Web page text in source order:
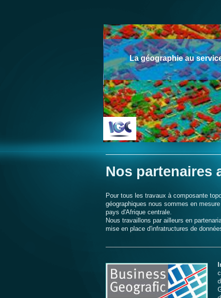
La géographie au
Nos partenaires
Pour tous les travaux à composante
géographiques nous sommes en
pays d'Afrique centrale.
Nous travaillons par ailleurs en
mise en place d'infratructures de